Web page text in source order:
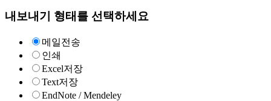
내보내기 형태를 선택하세요
메일전송
인쇄
Excel저장
Text저장
EndNote / Mendeley